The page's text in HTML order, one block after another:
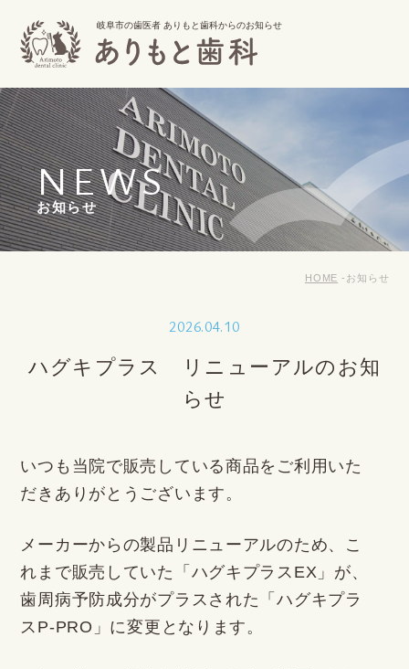
岐阜市の歯医者 ありもと歯科からのお知らせ
NEWS
お知らせ
HOME お知らせ
2026.04.10
ハグキプラス リニューアルのお知
らせ
いつも当院で販売している商品をご利用いた
だきありがとうございます。
メーカーからの製品リニューアルのため、こ
れまで販売していた「ハグキプラスEX」が、
歯周病予防成分がプラスされた「ハグキプラ
スP-PRO」に変更となります。